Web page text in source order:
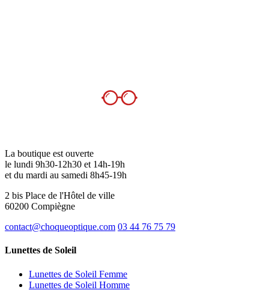
La boutique est ouverte
le lundi 9h30-12h30 et 14h-19h
et du mardi au samedi 8h45-19h
2 bis Place de l'Hôtel de ville
60200 Compiègne
contact@choqueoptique.com 03 44 76 75 79
Lunettes de Soleil
Lunettes de Soleil Femme
Lunettes de Soleil Homme